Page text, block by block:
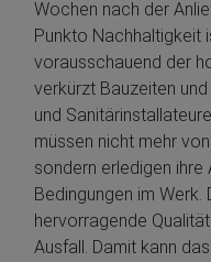
Wochen nach der
Punkto Nachhaltigkeit
vorausschauend der
verkürzt Bauzeiten
und
müssen nicht mehr
sondern erledigen
Bedingungen im
hervorragende
Ausfall. Damit kann